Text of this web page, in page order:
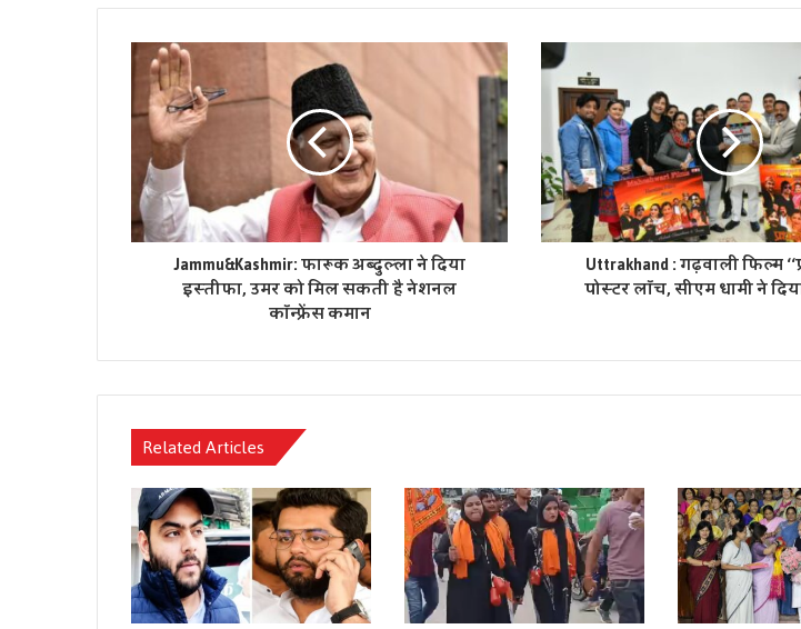
Jammu&Kashmir: फारूक अब्दुल्ला ने दिया
इस्तीफा, उमर को मिल सकती है नेशनल
कॉन्फ्रेंस कमान
Uttrakhand : गढ़वाली फिल्म
पोस्टर लॉच, सीएम धामी ने
Related Articles